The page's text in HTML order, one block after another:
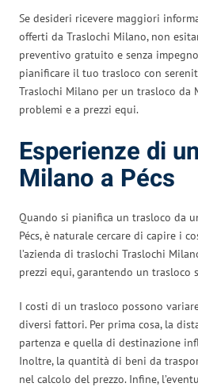
Se desideri ricevere maggiori
offerti da Traslochi Milano, non
preventivo gratuito e senza
pianificare il tuo trasloco con
Traslochi Milano per un trasloco da
problemi e a prezzi equi.
Esperienze di
Milano a Pécs
Quando si pianifica un trasloco da
Pécs, è naturale cercare di capire i
l’azienda di traslochi Traslochi
prezzi equi, garantendo un trasloco
I costi di un trasloco possono
diversi fattori. Per prima cosa, la
partenza e quella di destinazione
Inoltre, la quantità di beni da
nel calcolo del prezzo. Infine,